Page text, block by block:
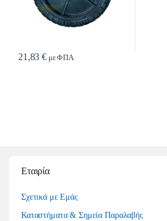
21,83€ με ΦΠΑ
Εταιρία
Σχετικά με Εμάς
Καταστήματα & Σημεία Παραλαβής